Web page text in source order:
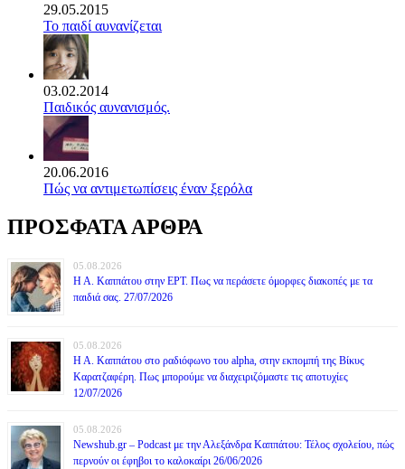
29.05.2015
Το παιδί αυνανίζεται
03.02.2014
Παιδικός αυνανισμός.
20.06.2016
Πώς να αντιμετωπίσεις έναν ξερόλα
ΠΡΟΣΦΑΤΑ ΑΡΘΡΑ
05.08.2026
Η Α. Καππάτου στην ΕΡΤ. Πως να περάσετε όμορφες διακοπές με τα
παιδιά σας. 27/07/2026
05.08.2026
Η Α. Καππάτου στο ραδιόφωνο του alpha, στην εκπομπή της Βίκυς
Καρατζαφέρη. Πως μπορούμε να διαχειριζόμαστε τις αποτυχίες
12/07/2026
05.08.2026
Newshub.gr – Podcast με την Αλεξάνδρα Καππάτου: Τέλος σχολείου, πώς
περνούν οι έφηβοι το καλοκαίρι 26/06/2026